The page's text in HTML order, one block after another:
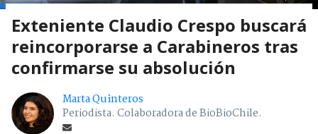
Exteniente Claudio Crespo buscará
reincorporarse a Carabineros tras
confirmarse su absolución
Marta Quinteros
Periodista. Colaboradora de BioBioChile.